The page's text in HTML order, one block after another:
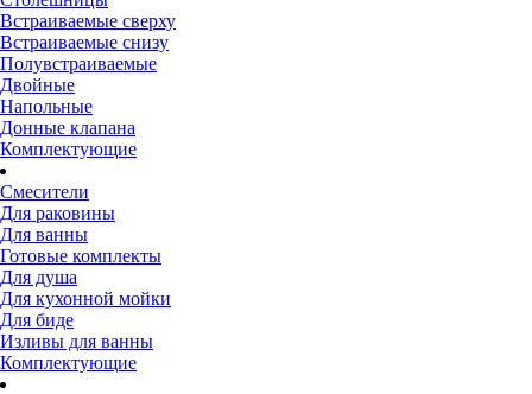
Встраиваемые сверху
Встраиваемые снизу
Полувстраиваемые
Двойные
Напольные
Донные клапана
Комплектующие
Смесители
Для раковины
Для ванны
Готовые комплекты
Для душа
Для кухонной мойки
Для биде
Изливы для ванны
Комплектующие